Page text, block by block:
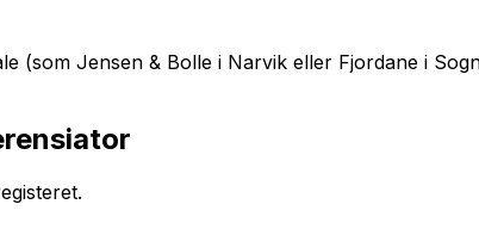
(som Jensen & Bolle i Narvik eller Fjordane i